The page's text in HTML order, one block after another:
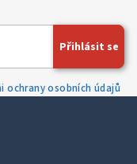
ochrany osobních údajů
Přihlásit se